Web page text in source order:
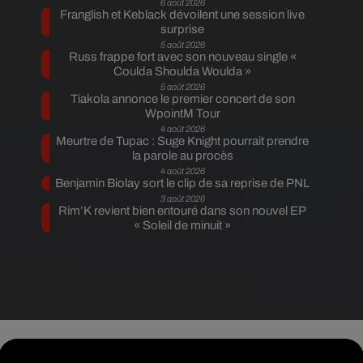
6 août 2026
Franglish et Keblack dévoilent une session live
surprise
5 août 2026
Russ frappe fort avec son nouveau single «
Coulda Shoulda Woulda »
5 août 2026
Tiakola annonce le premier concert de son
WpointM Tour
4 août 2026
Meurtre de Tupac : Suge Knight pourrait prendre
la parole au procès
4 août 2026
Benjamin Biolay sort le clip de sa reprise de PNL
3 août 2026
Rim’K revient bien entouré dans son nouvel EP
« Soleil de minuit »